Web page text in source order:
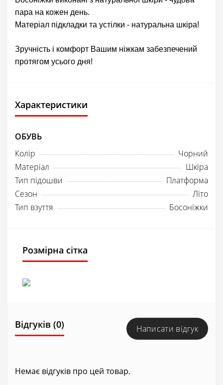
пара на кожен день.
Матеріал підкладки та устілки - натуральна шкіра!
Зручність і комфорт Вашим ніжкам забезпечений
протягом усього дня!
Характеристики
ОБУВЬ
Колір
Чорний
Матеріал
Шкіра
Тип підошви
Платформа
Сезон
Літо
Тип взуття
Босоніжки
Розмірна сітка
Відгуків (0) Написати відгук
Немає відгуків про цей товар.